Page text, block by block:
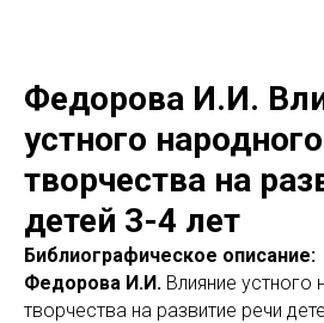
Федорова И.И.
устного народного
творчества на
детей 3-4 лет
Библиографическое описание:
Федорова И.И. Влияние устного
творчества на развитие речи